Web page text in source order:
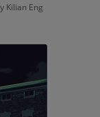
Kilian Eng